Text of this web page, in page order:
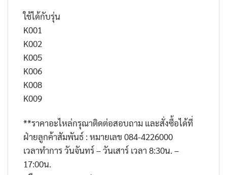
ใช้ได้กับรุ่น
K001
K002
K005
K006
K008
K009
**ราคาอะไหล่กรุณาติดต่อสอบถาม และสั่งซื้อได้ที่
ฝ่ายลูกค้าสัมพันธ์ : หมายเลข 084-4226000
เวลาทำการ วันจันทร์ – วันเสาร์ เวลา 8:30น. –
17:00น.